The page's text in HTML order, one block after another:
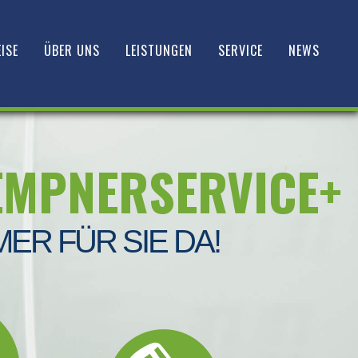
ÜBER UNS LEISTUNGEN SERVICE NEWS
FÜR SIE DA!